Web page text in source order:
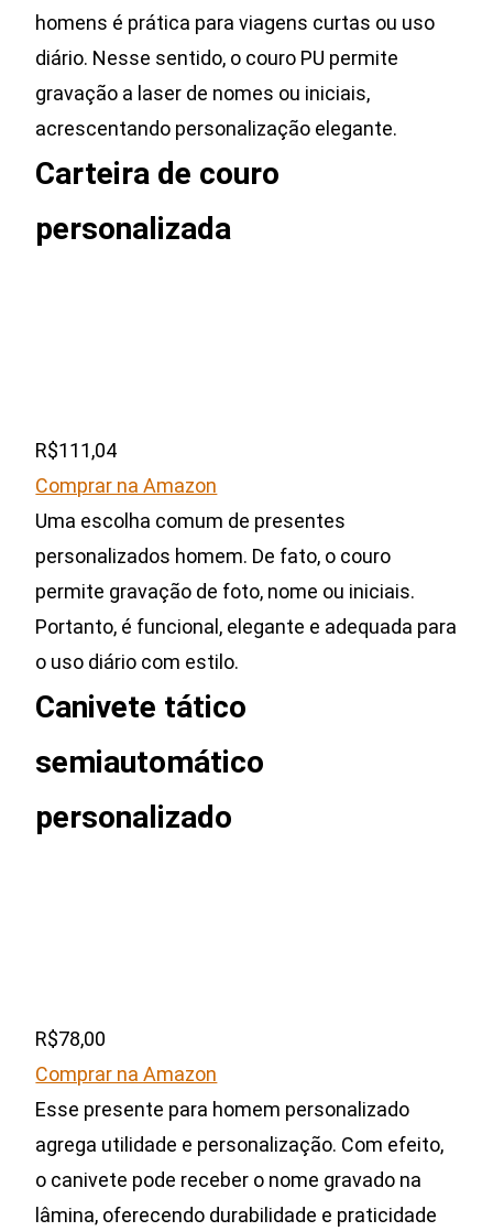
homens é prática para viagens curtas ou uso
diário. Nesse sentido, o couro PU permite
gravação a laser de nomes ou iniciais,
acrescentando personalização elegante.
Carteira de couro
personalizada
R$111,04
Comprar na Amazon
Uma escolha comum de presentes
personalizados homem. De fato, o couro
permite gravação de foto, nome ou iniciais.
Portanto, é funcional, elegante e adequada para
o uso diário com estilo.
Canivete tático
semiautomático
personalizado
R$78,00
Comprar na Amazon
Esse presente para homem personalizado
agrega utilidade e personalização. Com efeito,
o canivete pode receber o nome gravado na
lâmina, oferecendo durabilidade e praticidade